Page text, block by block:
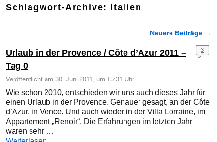
Schlagwort-Archive: Italien
Neuere Beiträge →
Urlaub in der Provence / Côte d’Azur 2011 –
Tag 0
Veröffentlicht am 30. Juni 2011, um 15:31 Uhr
3
Wie schon 2010, entschieden wir uns auch dieses Jahr für
einen Urlaub in der Provence. Genauer gesagt, an der Côte
d’Azur, in Vence. Und auch wieder in der Villa Lorraine, im
Appartement „Renoir“. Die Erfahrungen im letzten Jahr
waren sehr …